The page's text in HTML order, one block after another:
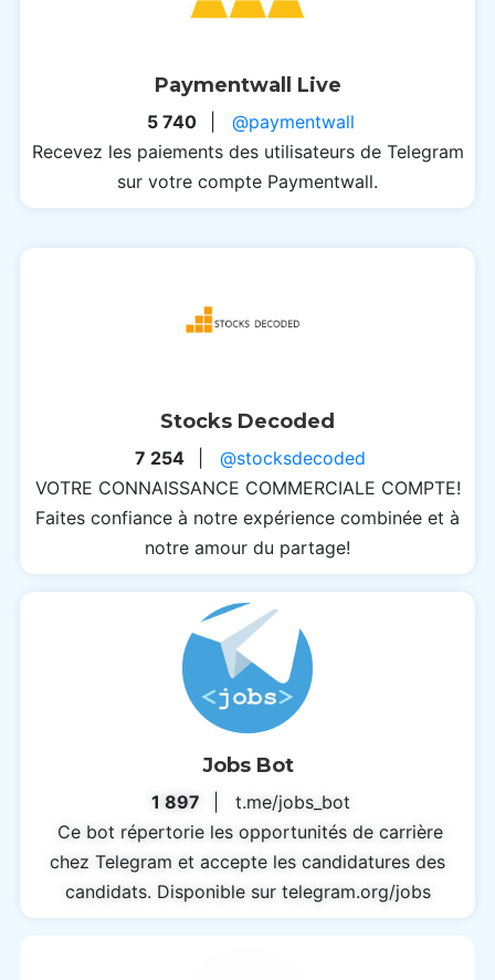
Paymentwall Live
5 740
@paymentwall
Recevez les paiements des utilisateurs de Telegram
sur votre compte Paymentwall.
Stocks Decoded
7 254
@stocksdecoded
VOTRE CONNAISSANCE COMMERCIALE COMPTE!
Faites confiance à notre expérience combinée et à
notre amour du partage!
Jobs Bot
1 897
| t.me/jobs_bot
Ce bot répertorie les opportunités de carrière
chez Telegram et accepte les candidatures des
candidats. Disponible sur telegram.org/jobs